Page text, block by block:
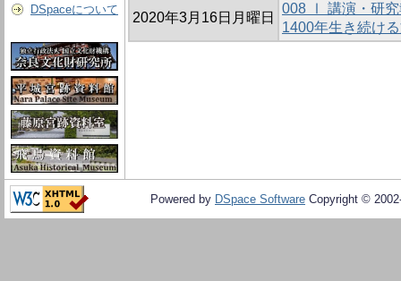
DSpaceについて
2020年3月16日月曜日
008 Ⅰ 講演・研
1400年生き続け
Powered by DSpace Software Copyright ©